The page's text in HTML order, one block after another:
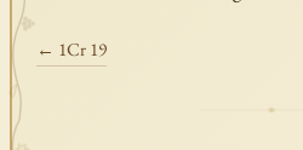
← 1Cr 19